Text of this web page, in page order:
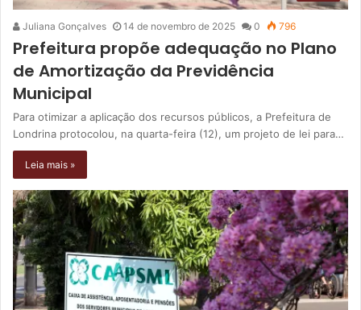
Juliana Gonçalves 14 de novembro de 2025 0 796
Prefeitura propõe adequação no Plano
de Amortização da Previdência
Municipal
Para otimizar a aplicação dos recursos públicos, a Prefeitura de
Londrina protocolou, na quarta-feira (12), um projeto de lei para…
Leia mais »